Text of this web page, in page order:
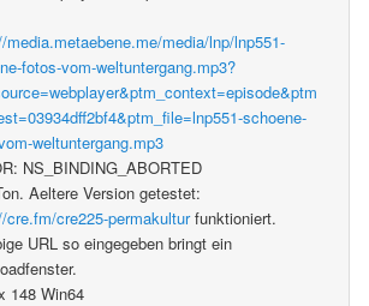
media.metaebene.me/media/lnp/lnp551-
fotos-vom-weltuntergang.mp3?
schoene-
weltuntergang.mp3
NS_BINDING_ABORTED
Aeltere Version getestet:
cre.fm/cre225-permakulturfunktioniert.
URL so eingegeben bringt ein
148 Win64